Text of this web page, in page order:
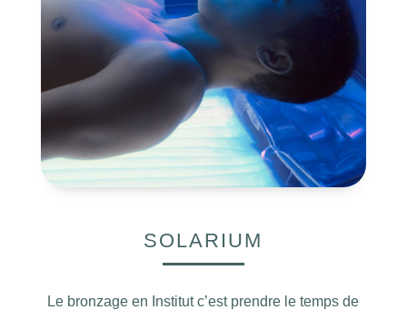
SOLARIUM
Le bronzage en Institut c’est prendre le temps de